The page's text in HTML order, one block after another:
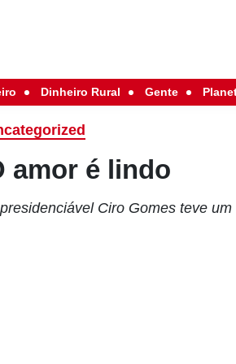
Dinheiro Rural Gente
amor é lindo
Ciro Gomes teve